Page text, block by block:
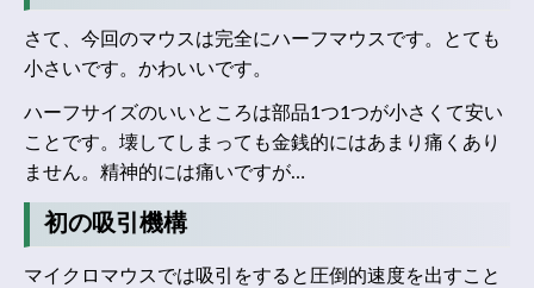
さて、今回のマウスは完全にハーフマウスです。とても
小さいです。かわいいです。
ハーフサイズのいいところは部品1つ1つが小さくて安い
ことです。壊してしまっても金銭的にはあまり痛くあり
ません。精神的には痛いですが…
初の吸引機構
マイクロマウスでは吸引をすると圧倒的速度を出すこと